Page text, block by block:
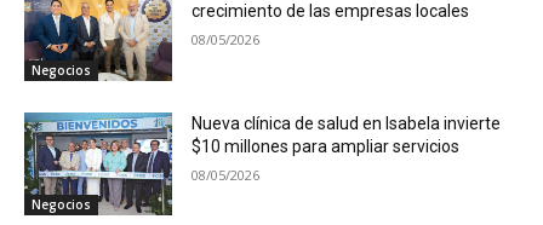
Negocios
crecimiento de las empresas locales
08/05/2026
Negocios
Nueva clínica de salud en Isabela invierte
$10 millones para ampliar servicios
08/05/2026